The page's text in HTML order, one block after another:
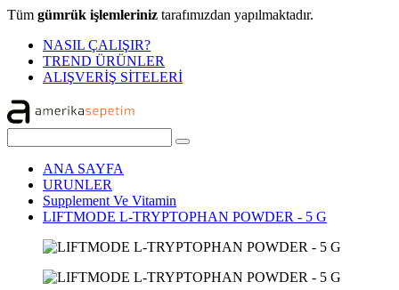
Tüm gümrük işlemleriniz tarafımızdan yapılmaktadır.
NASIL ÇALIŞIR?
TREND ÜRÜNLER
ALIŞVERİŞ SİTELERİ
ANA SAYFA
URUNLER
Supplement Ve Vitamin
LIFTMODE L-TRYPTOPHAN POWDER - 5 G